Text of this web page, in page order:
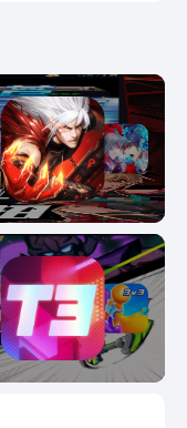
的方式去赚取金
的将其打造成大都
多可爱的动物形象
金币。然后用其来
养更多的小动物。
就可以去变现成更
的扩大整体规模。
类的游戏，这个手
风格，让玩家在玩
游戏当中赚取了一
现金红包，为玩家
。如果玩家对于阳
述分享的链接去关
玩家在后期就可
，从而获得体验游
。